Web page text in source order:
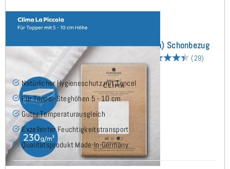
Bella Donna Clima La Piccola (bis 10cm) Schonbezug
130x180 cm - Sonderanfertigung
(29)
Natürlicher Hygieneschutz mit Tencel
Für Topper-Steghöhen 5 - 10 cm
Guter Temperaturausgleich
Exzellenter Feuchtigkeitstransport
Qualitätsprodukt Made-In-Germany